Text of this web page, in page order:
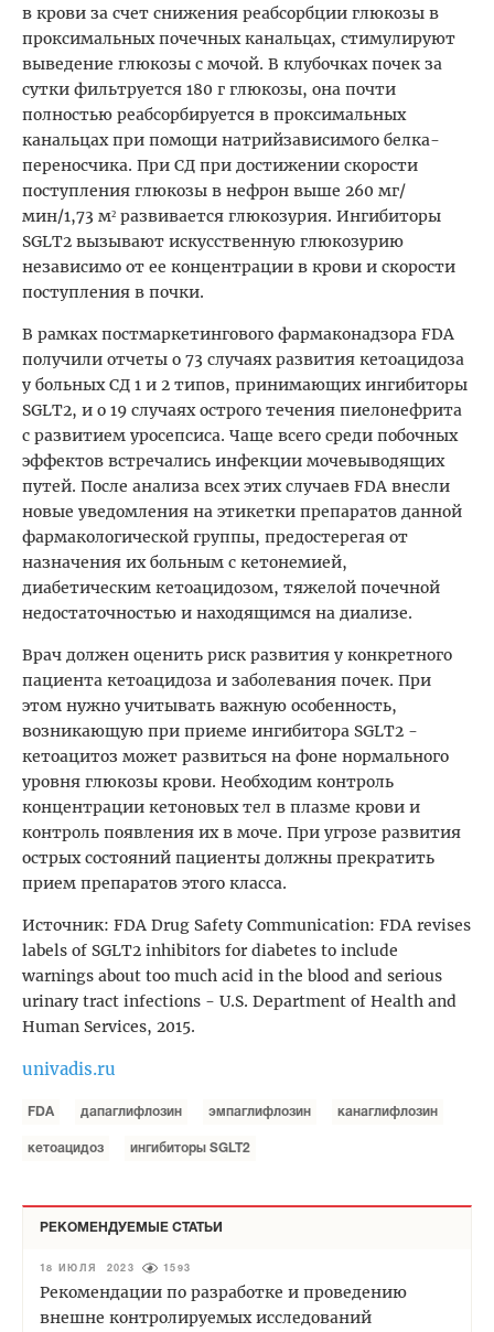
в крови за счет снижения реабсорбции глюкозы в
проксимальных почечных канальцах, стимулируют
выведение глюкозы с мочой. В клубочках почек за
сутки фильтруется 180 г глюкозы, она почти
полностью реабсорбируется в проксимальных
канальцах при помощи натрийзависимого белка-
переносчика. При СД при достижении скорости
поступления глюкозы в нефрон выше 260 мг/
мин/1,73 м² развивается глюкозурия. Ингибиторы
SGLT2 вызывают искусственную глюкозурию
независимо от ее концентрации в крови и скорости
поступления в почки.
В рамках постмаркетингового фармаконадзора FDA
получили отчеты о 73 случаях развития кетоацидоза
у больных СД 1 и 2 типов, принимающих ингибиторы
SGLT2, и о 19 случаях острого течения пиелонефрита
с развитием уросепсиса. Чаще всего среди побочных
эффектов встречались инфекции мочевыводящих
путей. После анализа всех этих случаев FDA внесли
новые уведомления на этикетки препаратов данной
фармакологической группы, предостерегая от
назначения их больным с кетонемией,
диабетическим кетоацидозом, тяжелой почечной
недостаточностью и находящимся на диализе.
Врач должен оценить риск развития у конкретного
пациента кетоацидоза и заболевания почек. При
этом нужно учитывать важную особенность,
возникающую при приеме ингибитора SGLT2 -
кетоацитоз может развиться на фоне нормального
уровня глюкозы крови. Необходим контроль
концентрации кетоновых тел в плазме крови и
контроль появления их в моче. При угрозе развития
острых состояний пациенты должны прекратить
прием препаратов этого класса.
Источник: FDA Drug Safety Communication: FDA revises
labels of SGLT2 inhibitors for diabetes to include
warnings about too much acid in the blood and serious
urinary tract infections - U.S. Department of Health and
Human Services, 2015.
univadis.ru
FDA дапаглифлозин эмпаглифлозин канаглифлозин
кетоацидоз ингибиторы SGLT2
РЕКОМЕНДУЕМЫЕ СТАТЬИ
18 ИЮЛЯ 2023 1593
Рекомендации по разработке и проведению
внешне контролируемых исследований